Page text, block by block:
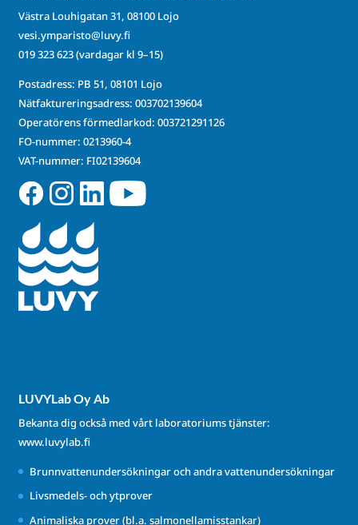
Västra Louhigatan 31, 08100 Lojo
vesi.ymparisto@luvy.fi
019 323 623(vardagar kl 9–15)
Postadress: PB 51, 08101 Lojo
Nätfaktureringsadress: 003702139604
Operatörens förmedlarkod: 003721291126
FO-nummer: 0213960-4
VAT-nummer: FI02139604
LUVYLab Oy Ab
Bekanta dig också med vårt laboratoriums tjänster:
www.luvylab.fi
Brunnvattenundersökningar och andra vattenundersökningar
Livsmedels- och ytprover
Animaliska prover (bl.a. salmonellamisstankar)